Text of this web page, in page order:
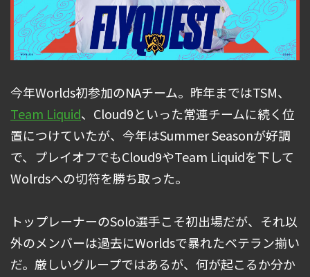
今年Worlds初参加のNAチーム。昨年まではTSM、
Team Liquid、Cloud9といった常連チームに続く位
置につけていたが、今年はSummer Seasonが好調
で、プレイオフでもCloud9やTeam Liquidを下して
Wolrdsへの切符を勝ち取った。
トップレーナーのSolo選手こそ初出場だが、それ以
外のメンバーは過去にWorldsで暴れたベテラン揃い
だ。厳しいグループではあるが、何が起こるか分か